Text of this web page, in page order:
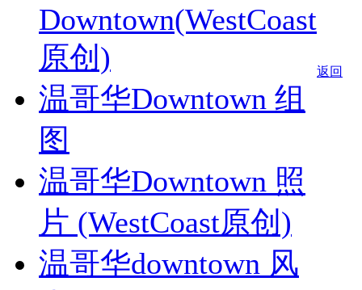
Downtown(WestCoast
原创)
温哥华Downtown 组
图
温哥华Downtown 照
片 (WestCoast原创)
温哥华downtown 风
返回